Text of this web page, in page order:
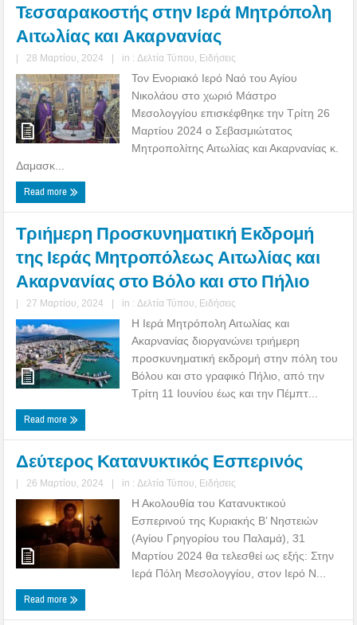
Τεσσαρακοστής στην Ιερά Μητρόπολη
Αιτωλίας και Ακαρνανίας
| 28 Μαρτίου, 2024 | in : Δελτία Τύπου Ειδήσεις
Τον Ενοριακό Ιερό Ναό του Αγίου
Νικολάου στο χωριό Μάστρο
Μεσολογγίου επισκέφθηκε την Τρίτη 26
Μαρτίου 2024 ο Σεβασμιώτατος
Μητροπολίτης Αιτωλίας και Ακαρνανίας κ.
Δαμασκ...
Read more
Τριήμερη Προσκυνηματική Εκδρομή
της Ιεράς Μητροπόλεως Αιτωλίας και
Ακαρνανίας στο Βόλο και στο Πήλιο
| 27 Μαρτίου, 2024 | in : Δελτία Τύπου Ειδήσεις
Η Ιερά Μητρόπολη Αιτωλίας και
Ακαρνανίας διοργανώνει τριήμερη
προσκυνηματική εκδρομή στην πόλη του
Βόλου και στο γραφικό Πήλιο, από την
Τρίτη 11 Ιουνίου έως και την Πέμπτ...
Read more
Δεύτερος Κατανυκτικός Εσπερινός
| 26 Μαρτίου, 2024 | in : Δελτία Τύπου Ειδήσεις
Η Ακολουθία του Κατανυκτικού
Εσπερινού της Κυριακής Β’ Νηστειών
(Αγίου Γρηγορίου του Παλαμά), 31
Μαρτίου 2024 θα τελεσθεί ως εξής: Στην
Ιερά Πόλη Μεσολογγίου, στον Ιερό Ν...
Read more